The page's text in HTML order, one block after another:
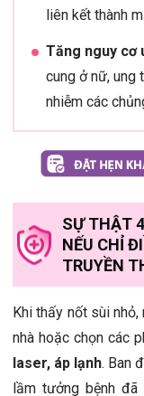
liên kết thành
Tăng nguy cơ
cung ở nữ, ung
nhiễm các
SỰ THẬT
NẾU CHỈ
TRUYỀN
Khi thấy nốt sùi
nhà hoặc chọn các
laser, áp lạnh. Ban
lầm tưởng bệnh đã